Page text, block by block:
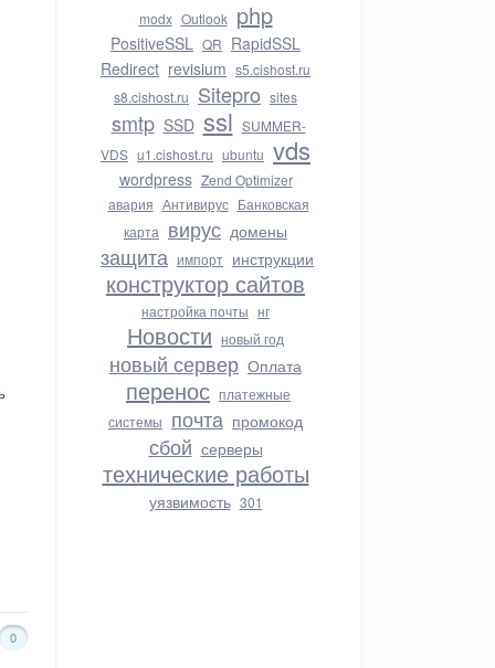
0
modx Outlook php
PositiveSSL QR RapidSSL
Redirect revisium s5.cishost.ru
s8.cishost.ru Sitepro sites
smtp SSD ssl SUMMER-
VDS u1.cishost.ru ubuntu vds
wordpress Zend Optimizer
авария Антивирус Банковская
карта вирус домены
защита импорт инструкции
конструктор сайтов
настройка почты нг
Новости новый год
новый сервер Оплата
перенос платежные
системы почта промокод
сбой серверы
технические работы
уязвимость 301